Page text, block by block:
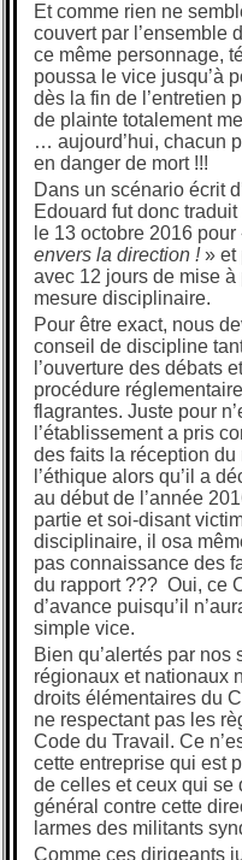
Et comme rien ne
couvert par l’ensemble
ce même personnage,
poussa le vice jusqu’à
dès la fin de l’entretien
de plainte totalement
… aujourd’hui, chacun
en danger de mort !!!
Dans un scénario écrit
Edouard fut donc
le 13 octobre 2016 pour
envers la direction !» et
avec 12 jours de mise
mesure disciplinaire.
Pour être exact, nous
conseil de discipline
l’ouverture des débats
procédure
flagrantes. Juste pour
l’établissement a pris
des faits la réception
l’éthique alors qu’il a
au début de l’année
partie et soi-disant
disciplinaire, il osa
pas connaissance des
du rapport ??? Oui, ce
d’avance puisqu’il
simple vice.
Bien qu’alertés par
régionaux et nationaux
droits élémentaires du
ne respectant pas les
Code du Travail. Ce
cette entreprise qui est
de celles et ceux qui se
général contre cette
larmes des militants
Comme ces dirigeants